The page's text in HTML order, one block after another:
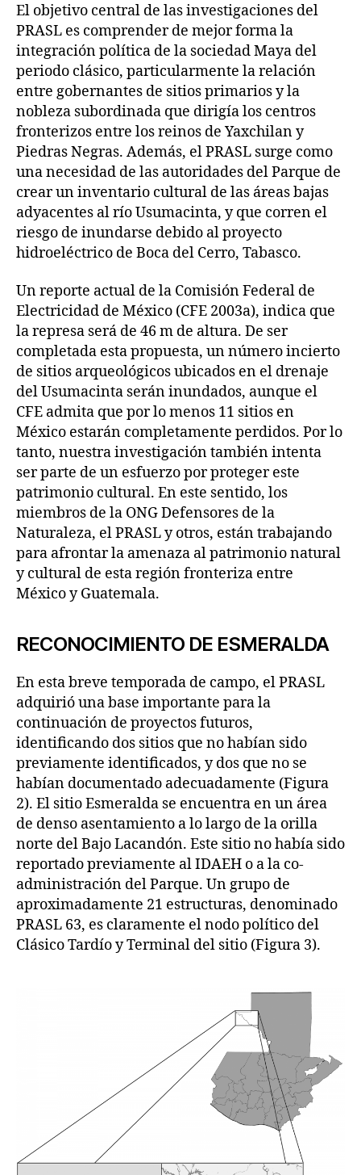
El objetivo central de las investigaciones del
PRASL es comprender de mejor forma la
integración política de la sociedad Maya del
periodo clásico, particularmente la relación
entre gobernantes de sitios primarios y la
nobleza subordinada que dirigía los centros
fronterizos entre los reinos de Yaxchilan y
Piedras Negras. Además, el PRASL surge como
una necesidad de las autoridades del Parque de
crear un inventario cultural de las áreas bajas
adyacentes al río Usumacinta, y que corren el
riesgo de inundarse debido al proyecto
hidroeléctrico de Boca del Cerro, Tabasco.
Un reporte actual de la Comisión Federal de
Electricidad de México (CFE 2003a), indica que
la represa será de 46 m de altura. De ser
completada esta propuesta, un número incierto
de sitios arqueológicos ubicados en el drenaje
del Usumacinta serán inundados, aunque el
CFE admita que por lo menos 11 sitios en
México estarán completamente perdidos. Por lo
tanto, nuestra investigación también intenta
ser parte de un esfuerzo por proteger este
patrimonio cultural. En este sentido, los
miembros de la ONG Defensores de la
Naturaleza, el PRASL y otros, están trabajando
para afrontar la amenaza al patrimonio natural
y cultural de esta región fronteriza entre
México y Guatemala.
RECONOCIMIENTO DE ESMERALDA
En esta breve temporada de campo, el PRASL
adquirió una base importante para la
continuación de proyectos futuros,
identificando dos sitios que no habían sido
previamente identificados, y dos que no se
habían documentado adecuadamente (Figura
2). El sitio Esmeralda se encuentra en un área
de denso asentamiento a lo largo de la orilla
norte del Bajo Lacandón. Este sitio no había sido
reportado previamente al IDAEH o a la co-
administración del Parque. Un grupo de
aproximadamente 21 estructuras, denominado
PRASL 63, es claramente el nodo político del
Clásico Tardío y Terminal del sitio (Figura 3).